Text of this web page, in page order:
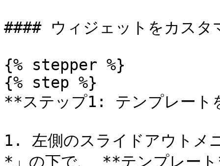
#### ウィジェットをカスタ
{% stepper %}
{% step %}
**ステップ1: テンプレート
1. 左側のスライドアウトメ
*」の下で、 **テンプレー